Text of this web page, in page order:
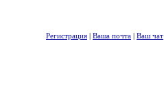
Регистрация | Ваша почта | Ваш чат